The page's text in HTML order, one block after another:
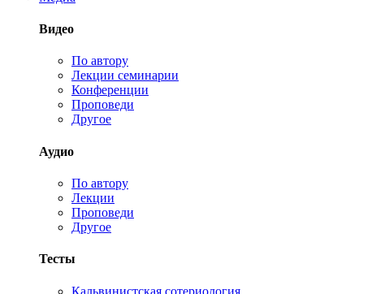
Видео
По автору
Лекции семинарии
Конференции
Проповеди
Другое
Аудио
По автору
Лекции
Проповеди
Другое
Тесты
Кальвинистская сотериология